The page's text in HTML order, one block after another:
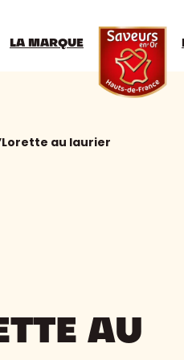
LA MARQUE
au laurier
AU